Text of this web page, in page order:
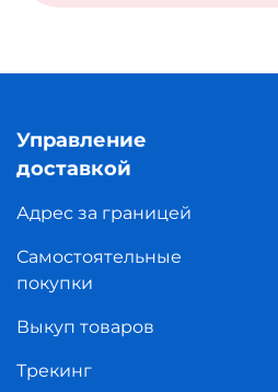
Управление
доставкой
Адрес за границей
Самостоятельные
покупки
Выкуп товаров
Трекинг